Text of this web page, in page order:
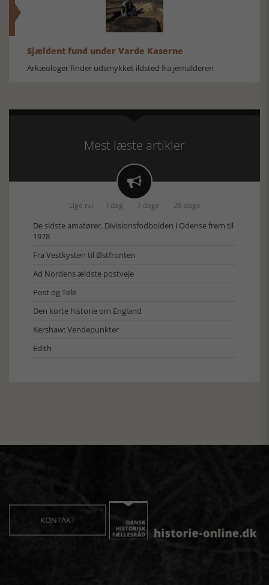
Sjældent fund under Varde Kaserne
Arkæologer finder udsmykket ildsted fra jernalderen
Mest læste artikler

Lige nu I dag 7 dage 28 dage
De sidste amatører. Divisionsfodbolden i Odense frem til
1978
Fra Vestkysten til Østfronten
Ad Nordens ældste postveje
Post og Tele
Den korte historie om England
Kershaw: Vendepunkter
Edith
KONTAKT